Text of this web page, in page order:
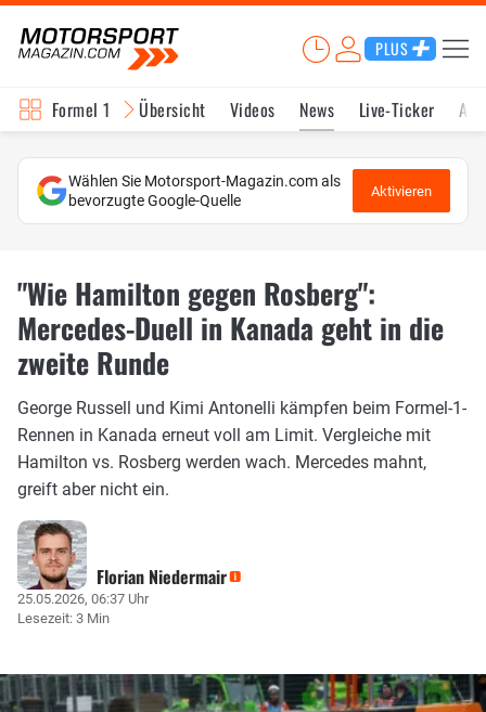
PLUS
Formel 1 Übersicht Videos News Live-Ticker
Wählen Sie Motorsport-Magazin.com als
bevorzugte Google-Quelle
Aktivieren
"Wie Hamilton gegen Rosberg":
Mercedes-Duell in Kanada geht in die
zweite Runde
George Russell und Kimi Antonelli kämpfen beim Formel-1-
Rennen in Kanada erneut voll am Limit. Vergleiche mit
Hamilton vs. Rosberg werden wach. Mercedes mahnt,
greift aber nicht ein.
Florian Niedermair
25.05.2026, 06:37 Uhr
Lesezeit: 3 Min